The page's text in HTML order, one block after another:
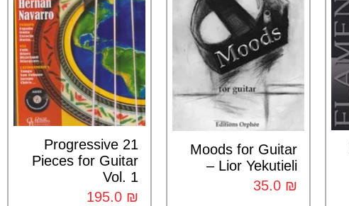
Moods for Guitar
– Lior Yekutieli
₪
21 Progressive
Pieces for Guitar
Vol. 1
₪